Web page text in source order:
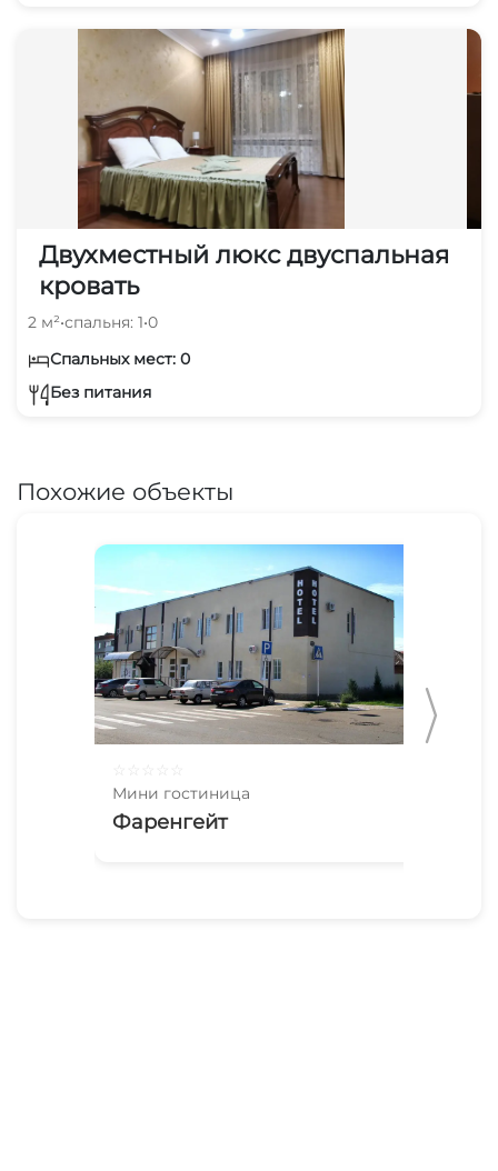
Двухместный люкс двуспальная
кровать
2 м²•спальня: 1•0
Спальных мест: 0
Без питания
Похожие объекты
Мини гостиница
Фаренгейт